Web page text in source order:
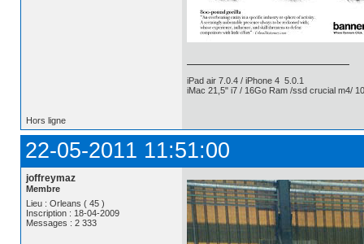
iPad air 7.0.4 / iPhone 4 5.0.1
iMac 21,5" i7 / 16Go Ram /ssd crucial m4/
Hors ligne
22-05-2011 11:51:00
joffreymaz
Membre
Lieu : Orleans ( 45 )
Inscription : 18-04-2009
Messages : 2 333